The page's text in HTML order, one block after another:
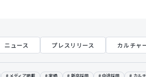
ニュース プレスリリース カルチャ